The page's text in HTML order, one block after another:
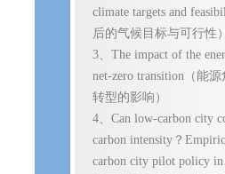
climate targets and
后的气候目标与可行性）
3、The impact of the
net-zero transition（能
转型的影响）
4、Can low-carbon city
carbon intensity？
carbon city pilot policy